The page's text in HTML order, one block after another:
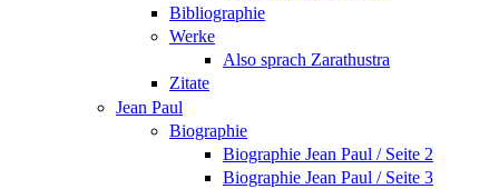
Bibliographie
Werke
Also sprach Zarathustra
Zitate
Jean Paul
Biographie
Biographie Jean Paul / Seite 2
Biographie Jean Paul / Seite 3